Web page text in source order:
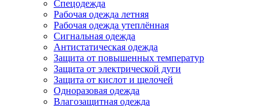
Спецодежда
Рабочая одежда летняя
Рабочая одежда утеплённая
Сигнальная одежда
Антистатическая одежда
Защита от повышенных температур
Защита от электрической дуги
Защита от кислот и щелочей
Одноразовая одежда
Влагозащитная одежда